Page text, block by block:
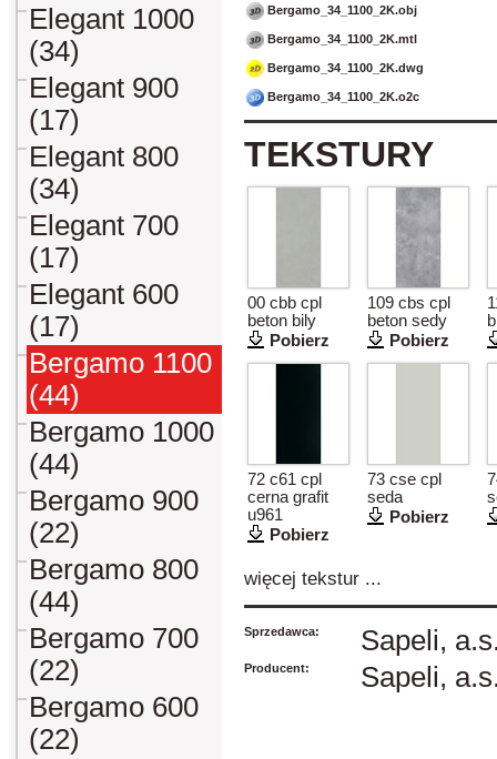
Elegant 1000
(34)
Elegant 900
(17)
Elegant 800
(34)
Elegant 700
(17)
Elegant 600
(17)
Bergamo 1100
(44)
Bergamo 1000
(44)
Bergamo 900
(22)
Bergamo 800
(44)
Bergamo 700
(22)
Bergamo 600
(22)
Bergamo_34_1100_2K.obj
Bergamo_34_1100_2K.mtl
Bergamo_34_1100_2K.dwg
Bergamo_34_1100_2K.o2c
TEKSTURY
00 cbb cpl
beton bily
Pobierz
109 cbs cpl
beton sedy
Pobierz
72 c61 cpl
cerna grafit
u961
Pobierz
73 cse cpl
seda
Pobierz
więcej tekstur ...
Sprzedawca: Sapeli,
Producent: Sapeli,